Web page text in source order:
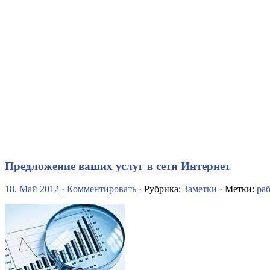
Предложение ваших услуг в сети Интернет
18. Май 2012 · Комментировать · Рубрика: Заметки · Метки: